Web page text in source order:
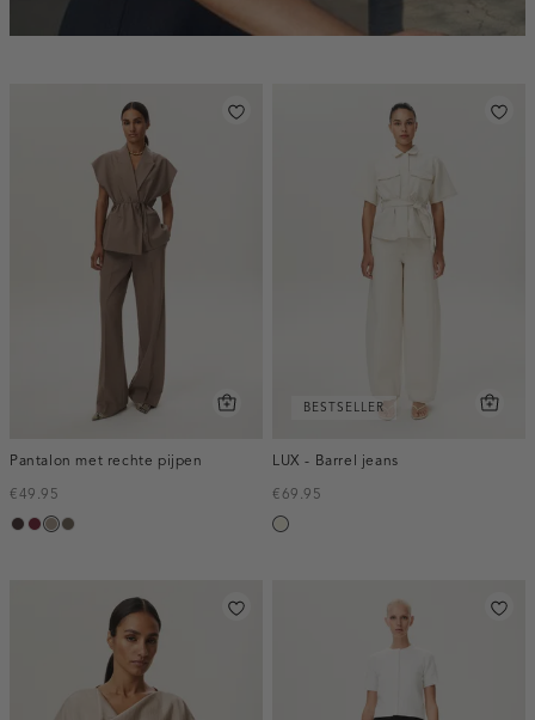
Pantalon met rechte pijpen
€49.95
choco,
bordeaux,
taupe,
bruin
BESTSELLER
LUX - Barrel jeans
€69.95
ecru